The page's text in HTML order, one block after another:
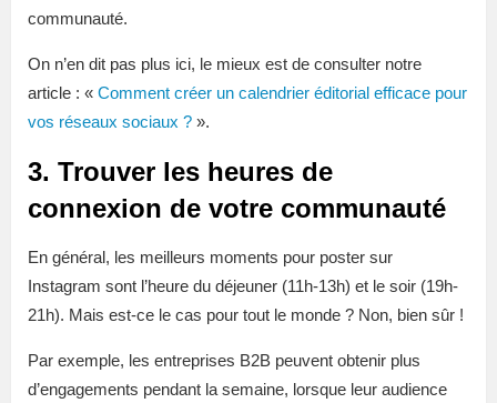
communauté.
On n’en dit pas plus ici, le mieux est de consulter notre
article : « Comment créer un calendrier éditorial efficace pour
vos réseaux sociaux ? ».
3. Trouver les heures de
connexion de votre communauté
En général, les meilleurs moments pour poster sur
Instagram sont l’heure du déjeuner (11h-13h) et le soir (19h-
21h). Mais est-ce le cas pour tout le monde ? Non, bien sûr !
Par exemple, les entreprises B2B peuvent obtenir plus
d’engagements pendant la semaine, lorsque leur audience